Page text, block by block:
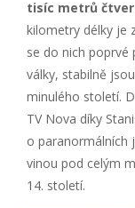
tisíc metrů
kilometry délky je
se do nich poprvé
války, stabilně
minulého století.
TV Nova díky
o paranormálních
vinou pod celým
14. století.